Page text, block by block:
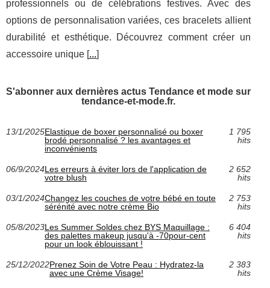
professionnels ou de célébrations festives. Avec des
options de personnalisation variées, ces bracelets allient
durabilité et esthétique. Découvrez comment créer un
accessoire unique [...]
S'abonner aux dernières actus Tendance et mode sur
tendance-et-mode.fr.
13/1/2025Elastique de boxer personnalisé ou boxer
brodé personnalisé ? les avantages et
inconvénients
1 795
hits
06/9/2024Les erreurs à éviter lors de l'application de
votre blush
2 652
hits
03/1/2024Changez les couches de votre bébé en toute
sérénité avec notre crème Bio
2 753
hits
05/8/2023Les Summer Soldes chez BYS Maquillage :
des palettes makeup jusqu'à -70pour-cent
pour un look éblouissant !
6 404
hits
25/12/2022Prenez Soin de Votre Peau : Hydratez-la
avec une Crème Visage!
2 383
hits